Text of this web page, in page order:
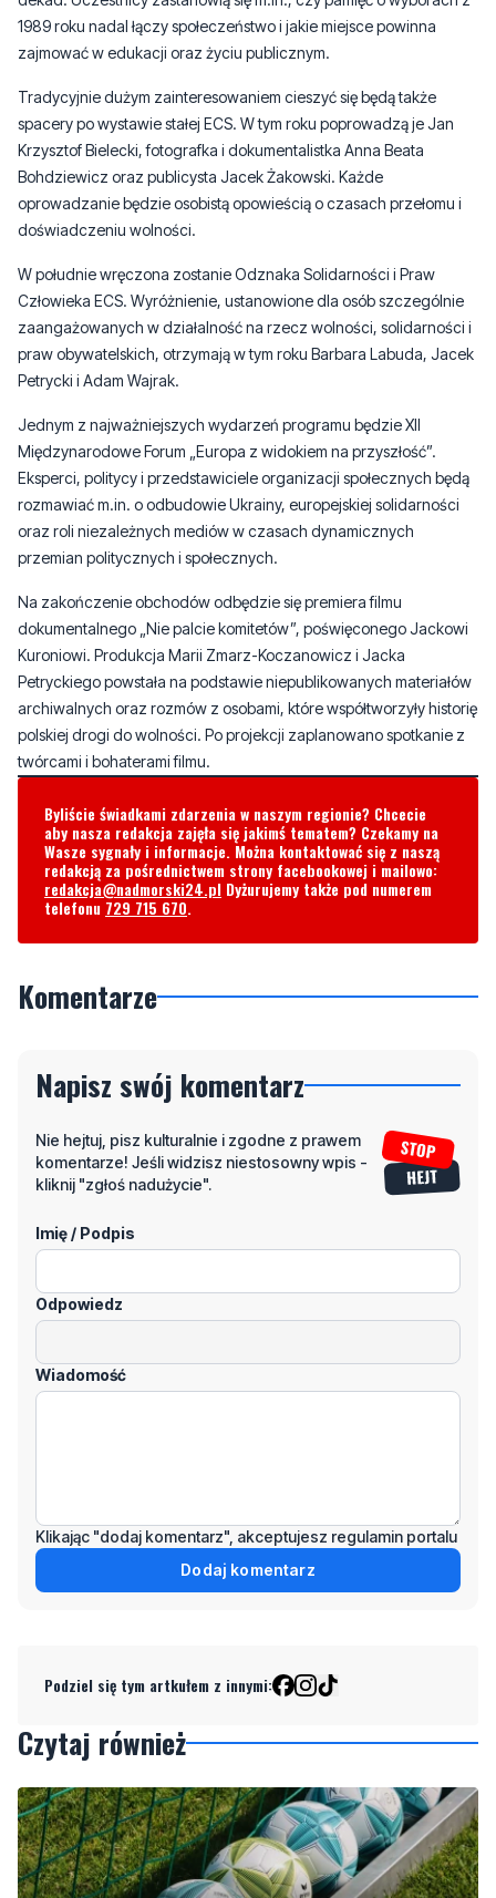
1989 roku nadal łączy społeczeństwo i jakie miejsce powinna
zajmować w edukacji oraz życiu publicznym.
Tradycyjnie dużym zainteresowaniem cieszyć się będą także
spacery po wystawie stałej ECS. W tym roku poprowadzą je Jan
Krzysztof Bielecki, fotografka i dokumentalistka Anna Beata
Bohdziewicz oraz publicysta Jacek Żakowski. Każde
oprowadzanie będzie osobistą opowieścią o czasach przełomu i
doświadczeniu wolności.
W południe wręczona zostanie Odznaka Solidarności i Praw
Człowieka ECS. Wyróżnienie, ustanowione dla osób szczególnie
zaangażowanych w działalność na rzecz wolności, solidarności i
praw obywatelskich, otrzymają w tym roku Barbara Labuda, Jacek
Petrycki i Adam Wajrak.
Jednym z najważniejszych wydarzeń programu będzie XII
Międzynarodowe Forum „Europa z widokiem na przyszłość”.
Eksperci, politycy i przedstawiciele organizacji społecznych będą
rozmawiać m.in. o odbudowie Ukrainy, europejskiej solidarności
oraz roli niezależnych mediów w czasach dynamicznych
przemian politycznych i społecznych.
Na zakończenie obchodów odbędzie się premiera filmu
dokumentalnego „Nie palcie komitetów”, poświęconego Jackowi
Kuroniowi. Produkcja Marii Zmarz-Koczanowicz i Jacka
Petryckiego powstała na podstawie niepublikowanych materiałów
archiwalnych oraz rozmów z osobami, które współtworzyły historię
polskiej drogi do wolności. Po projekcji zaplanowano spotkanie z
twórcami i bohaterami filmu.
Byliście świadkami zdarzenia w naszym regionie? Chcecie
aby nasza redakcja zajęła się jakimś tematem? Czekamy na
Wasze sygnały i informacje. Można kontaktować się z naszą
redakcją za pośrednictwem strony facebookowej i mailowo:
redakcja@nadmorski24.pl Dyżurujemy także pod numerem
telefonu 729 715 670.
Komentarze
Napisz swój komentarz
Nie hejtuj, pisz kulturalnie i zgodne z prawem
komentarze! Jeśli widzisz niestosowny wpis -
kliknij "zgłoś nadużycie".
Imię / Podpis
Odpowiedz
Wiadomość
Klikając "dodaj komentarz", akceptujesz regulamin portalu
Dodaj komentarz
Podziel się tym artkułem z innymi:
Czytaj również